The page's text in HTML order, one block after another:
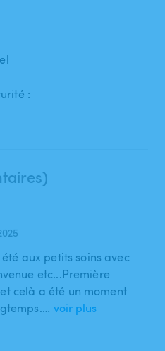
:
aux petits soins avec
etc...Première
celà a été un moment
voir plus